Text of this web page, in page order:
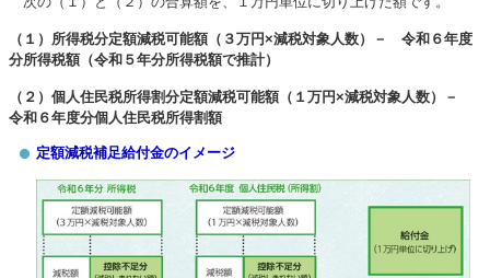
（１）所得税分定額減税可能額（３万円×減税対象人数）－ 令和６年度
分所得税額（令和５年分所得税額で推計）
（２）個人住民税所得割分定額減税可能額（１万円×減税対象人数）－
令和６年度分個人住民税所得割額
定額減税補足給付金のイメージ